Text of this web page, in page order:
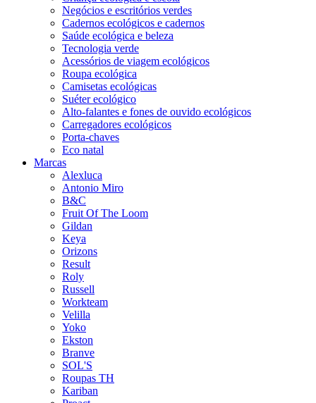
Negócios e escritórios verdes
Cadernos ecológicos e cadernos
Saúde ecológica e beleza
Tecnologia verde
Acessórios de viagem ecológicos
Roupa ecológica
Camisetas ecológicas
Suéter ecológico
Alto-falantes e fones de ouvido ecológicos
Carregadores ecológicos
Porta-chaves
Eco natal
Marcas
Alexluca
Antonio Miro
B&C
Fruit Of The Loom
Gildan
Keya
Orizons
Result
Roly
Russell
Workteam
Velilla
Yoko
Ekston
Branve
SOL'S
Roupas TH
Kariban